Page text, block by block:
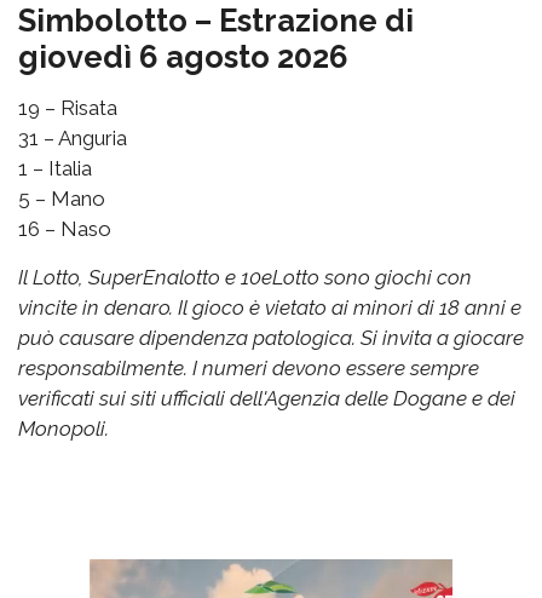
Simbolotto – Estrazione di
giovedì 6 agosto 2026
19 – Risata
31 – Anguria
1 – Italia
5 – Mano
16 – Naso
Il Lotto, SuperEnalotto e 10eLotto sono giochi con
vincite in denaro. Il gioco è vietato ai minori di 18 anni e
può causare dipendenza patologica. Si invita a giocare
responsabilmente. I numeri devono essere sempre
verificati sui siti ufficiali dell'Agenzia delle Dogane e dei
Monopoli.